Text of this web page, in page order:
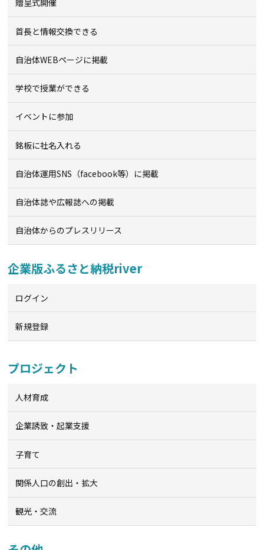
贈呈式開催
首長と情報交換できる
自治体WEBページに掲載
学校で授業ができる
イベントに参加
銘板に社名入れる
自治体運用SNS（facebook等）に掲載
自治体誌や広報誌への掲載
自治体からのプレスリリース
企業版ふるさと納税river
ログイン
新規登録
プロジェクト
人材育成
企業誘致・起業支援
子育て
関係人口の創出・拡大
観光・交流